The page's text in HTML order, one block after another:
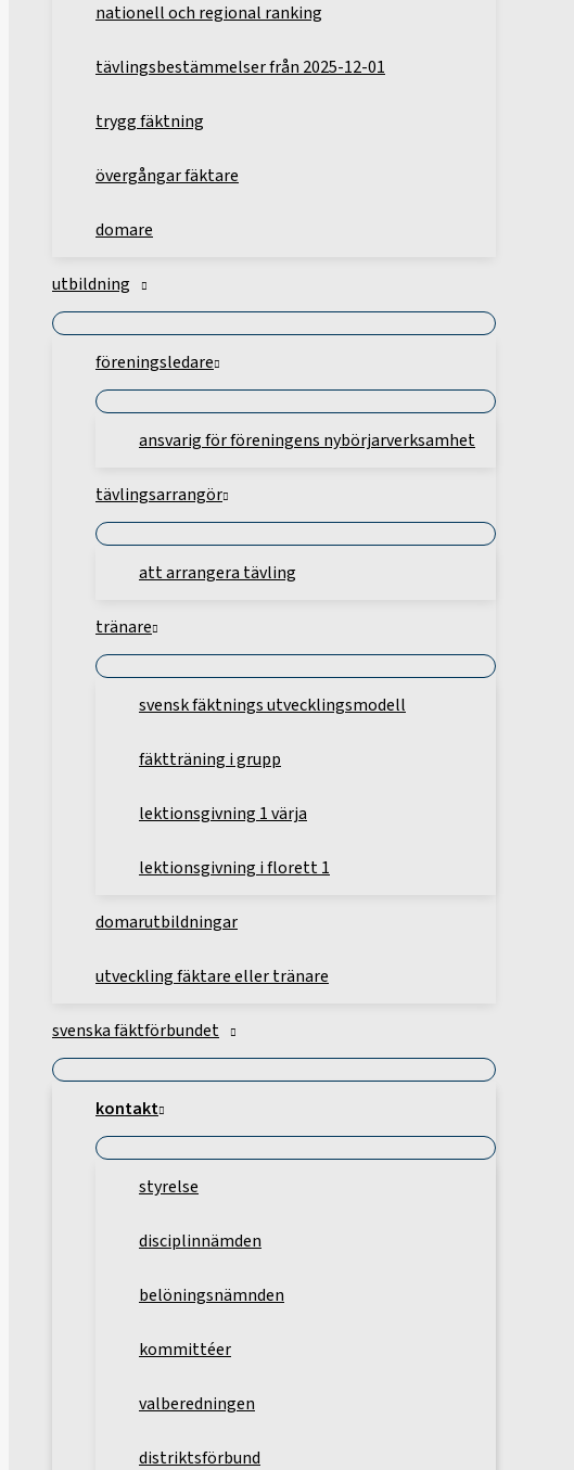
nationell och regional ranking
tävlingsbestämmelser från 2025-12-01
trygg fäktning
övergångar fäktare
domare
utbildning
föreningsledare
ansvarig för föreningens nybörjarverksamhet
tävlingsarrangör
att arrangera tävling
tränare
svensk fäktnings utvecklingsmodell
fäktträning i grupp
lektionsgivning 1 värja
lektionsgivning i florett 1
domarutbildningar
utveckling fäktare eller tränare
svenska fäktförbundet
kontakt
styrelse
disciplinnämden
belöningsnämnden
kommittéer
valberedningen
distriktsförbund